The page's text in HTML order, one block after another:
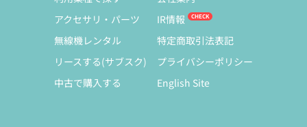
アクセサリ・パーツ
無線機レンタル
リースする(サブスク)
中古で購入する
IR情報
特定商取引法表記
プライバシーポリシー
English Site